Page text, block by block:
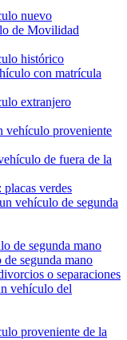
nuevo
de Movilidad
histórico
con matrícula
extranjero
vehículo proveniente
de fuera de la
verdes
vehículo de segunda
de segunda mano
segunda mano
o separaciones
vehículo del
proveniente de la